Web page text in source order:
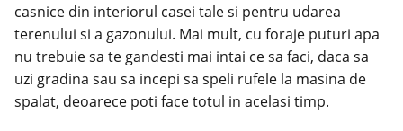
casnice din interiorul casei tale si pentru udarea
terenului si a gazonului. Mai mult, cu foraje puturi apa
nu trebuie sa te gandesti mai intai ce sa faci, daca sa
uzi gradina sau sa incepi sa speli rufele la masina de
spalat, deoarece poti face totul in acelasi timp.